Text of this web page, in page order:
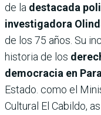
de la destacada
investigadora
de los 75 años. Su
historia de los
democracia en
Estado. como el
Cultural El Cabildo,